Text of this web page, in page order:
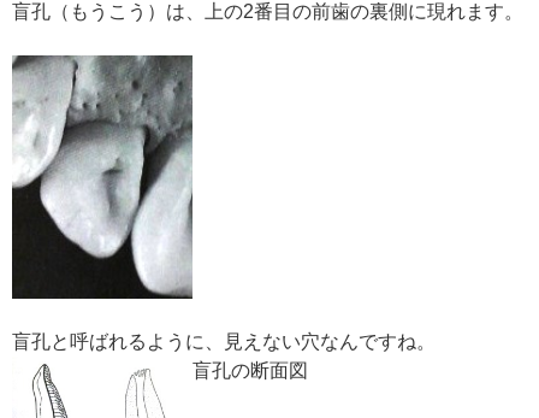
盲孔（もうこう）は、上の2番目の前歯の裏側に現れます。
盲孔と呼ばれるように、見えない穴なんですね。
盲孔の断面図